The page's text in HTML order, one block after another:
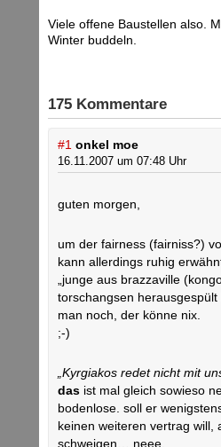
Viele offene Baustellen also.
Winter buddeln.
175 Kommentare
#1 onkel moe
16.11.2007 um 07:48 Uhr
guten morgen,
um der fairness (fairniss?)
kann allerdings ruhig
„junge aus brazzaville
torschangsen
man noch, der könne nix.
;-)
„Kyrgiakos redet nicht mit
das ist mal gleich sowieso
bodenlose. soll er
keinen weiteren vertrag will,
schweigen… neee.